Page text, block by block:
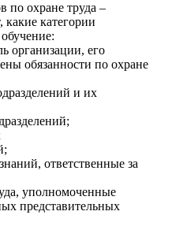
по охране труда –
категории
организации, его
обязанности по охране
и их
ответственные за
уполномоченные
представительных